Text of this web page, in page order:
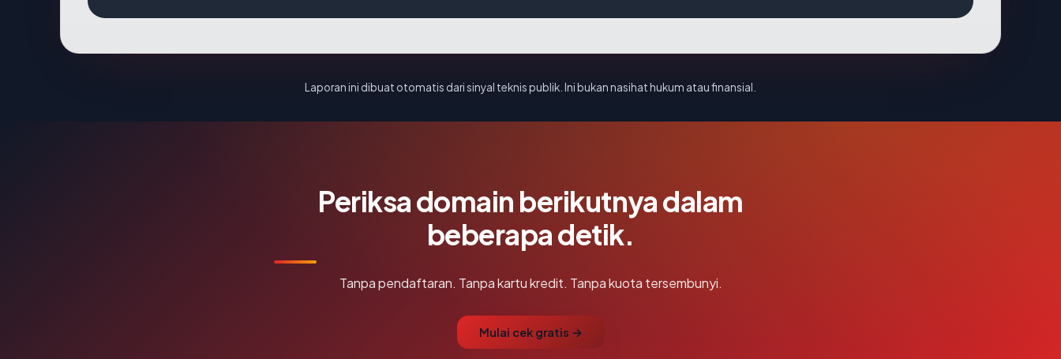
Laporan ini dibuat otomatis dari sinyal teknis publik. Ini bukan nasihat hukum atau finansial.
Periksa domain berikutnya dalam
beberapa detik.
Tanpa pendaftaran. Tanpa kartu kredit. Tanpa kuota tersembunyi.
Mulai cek gratis →